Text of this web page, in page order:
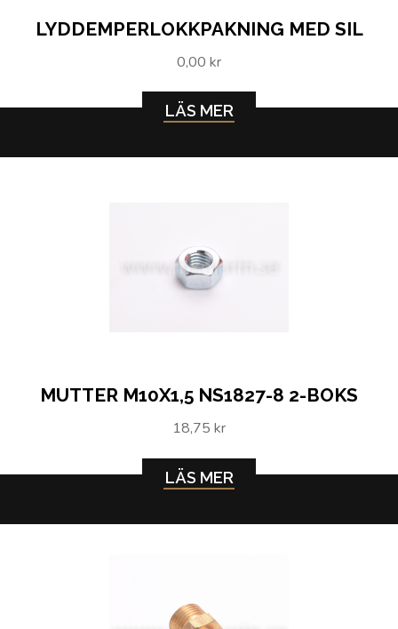
LYDDEMPERLOKKPAKNING MED SIL
0,00 kr
LÄS MER
MUTTER M10X1,5 NS1827-8 2-BOKS
18,75 kr
LÄS MER